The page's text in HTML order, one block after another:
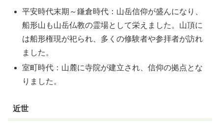
平安時代末期～鎌倉時代：山岳信仰が盛んになり、
船形山も山岳仏教の霊場として栄えました。山頂に
は船形権現が祀られ、多くの修験者や参拝者が訪れ
ました。
室町時代：山麓に寺院が建立され、信仰の拠点とな
りました。
近世